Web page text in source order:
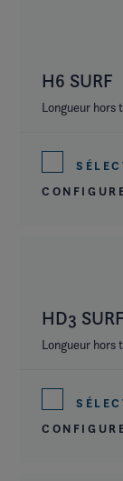
H6 SURF
Longueur hors
HD3 SURF
Longueur hors